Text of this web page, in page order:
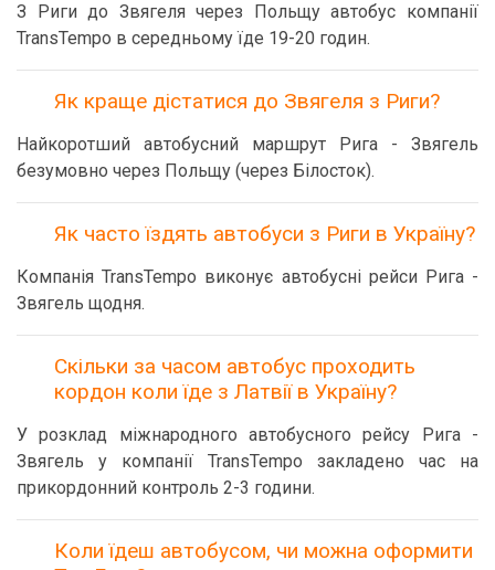
З Риги до Звягеля через Польщу автобус компанії
TransTempo в середньому їде 19-20 годин.
Як краще дістатися до Звягеля з Риги?
Найкоротший автобусний маршрут Рига - Звягель
безумовно через Польщу (через Білосток).
Як часто їздять автобуси з Риги в Україну?
Компанія TransTempo виконує автобусні рейси Рига -
Звягель щодня.
Скільки за часом автобус проходить
кордон коли їде з Латвії в Україну?
У розклад міжнародного автобусного рейсу Рига -
Звягель у компанії TransTempo закладено час на
прикордонний контроль 2-3 години.
Коли їдеш автобусом, чи можна оформити